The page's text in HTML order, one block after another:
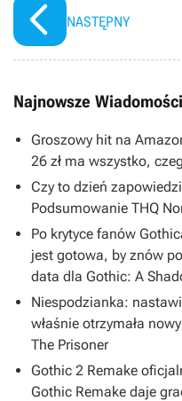
NASTĘPNY
Najnowsze Wiadomości
Groszowy hit na
26 zł ma wszystko,
Czy to dzień
Podsumowanie THQ
Po krytyce fanów
jest gotowa, by znów
data dla Gothic: A
Niespodzianka:
właśnie otrzymała
The Prisoner
Gothic 2 Remake
Gothic Remake daje